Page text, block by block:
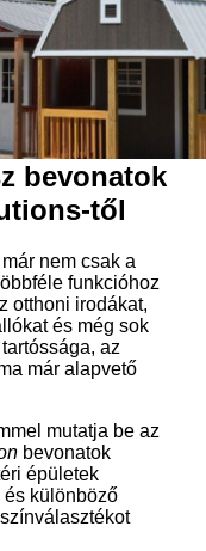
bevonatok
től
nem csak a
funkcióhoz
otthoni irodákat,
és még sok
az
már alapvető
mutatja be az
bevonatok
épületek
különböző